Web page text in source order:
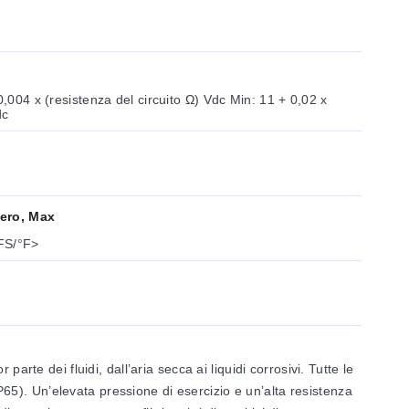
Max
°F>
dei fluidi, dall’aria secca ai liquidi corrosivi. Tutte le
Un’elevata pressione di esercizio e un’alta resistenza